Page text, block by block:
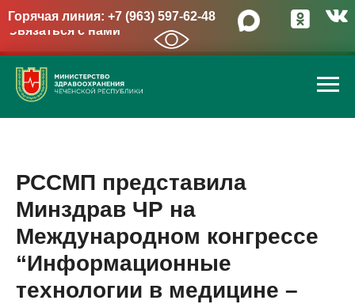
Горячая линия: +7 (963) 597-62-48
Связаться с нами
→
РССМП представила
Минздрав ЧР на
Международном конгрессе
“Информационные
технологии в медицине –